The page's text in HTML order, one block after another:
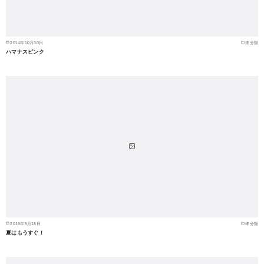
2014年10月30日 未分類
ハマナスピンク
2015年5月18日 未分類
夏はもうすぐ！